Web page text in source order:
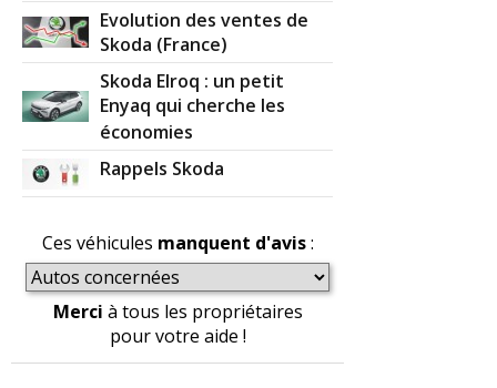
Evolution des ventes de
Skoda (France)
Skoda Elroq : un petit
Enyaq qui cherche les
économies
Rappels Skoda
Ces véhicules manquent d'avis:
Merci à tous les propriétaires
pour votre aide !